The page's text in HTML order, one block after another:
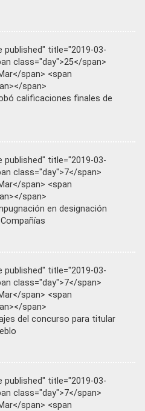
title="2019-03-
class="day">25</span>
span> <span
span>
calificaciones finales de
title="2019-03-
class="day">7</span>
span> <span
span>
en designación
title="2019-03-
class="day">7</span>
span> <span
span>
del concurso para titular
title="2019-03-
class="day">7</span>
span> <span